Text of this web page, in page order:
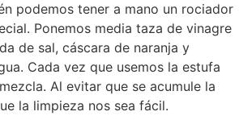
podemos tener a mano un rociador
Ponemos media taza de vinagre
de sal, cáscara de naranja y
Cada vez que usemos la estufa
Al evitar que se acumule la
la limpieza nos sea fácil.